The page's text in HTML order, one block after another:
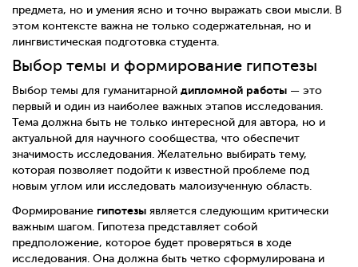
предмета, но и умения ясно и точно выражать свои мысли. В
этом контексте важна не только содержательная, но и
лингвистическая подготовка студента.
Выбор темы и формирование гипотезы
Выбор темы для гуманитарной дипломной работы — это
первый и один из наиболее важных этапов исследования.
Тема должна быть не только интересной для автора, но и
актуальной для научного сообщества, что обеспечит
значимость исследования. Желательно выбирать тему,
которая позволяет подойти к известной проблеме под
новым углом или исследовать малоизученную область.
Формирование гипотезы является следующим критически
важным шагом. Гипотеза представляет собой
предположение, которое будет проверяться в ходе
исследования. Она должна быть четко сформулирована и